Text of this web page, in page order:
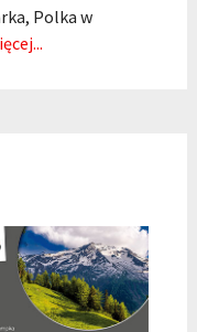
Polka w